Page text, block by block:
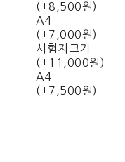
(+8,500원)
A4
(+7,000원)
시험지크기
(+11,000원)
A4
(+7,500원)